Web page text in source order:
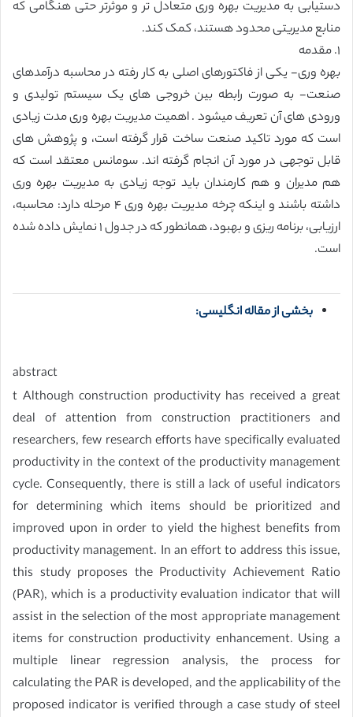
دستیابی به مدیریت بهره وری متعادل تر و موثرتر حتی هنگامی که
منابع مدیریتی محدود هستند، کمک کند.
١. مقدمه
بهره وری- یکی از فاکتورهای اصلی به کار رفته در محاسبه درآمدهای
صنعت- به صورت رابطه بین خروجی های یک سیستم تولیدی و
ورودی های آن تعریف میشود . اهمیت مدیریت بهره وری مدت زیادی
است که مورد تاکید صنعت ساخت قرار گرفته است، و پژوهش های
قابل توجهی در مورد آن انجام گرفته اند. سومانس معتقد است که
هم مدیران و هم کارمندان باید توجه زیادی به مدیریت بهره وری
داشته باشند و اینکه چرخه مدیریت بهره وری ۴ مرحله دارد: محاسبه،
ارزیابی، برنامه ریزی و بهبود، همانطور که در جدول ١ نمایش داده شده
است.
بخشی از مقاله انگلیسی:
abstract
t Although construction productivity has received a great
deal of attention from construction practitioners and
researchers, few research efforts have specifically evaluated
productivity in the context of the productivity management
cycle. Consequently, there is still a lack of useful indicators
for determining which items should be prioritized and
improved upon in order to yield the highest benefits from
productivity management. In an effort to address this issue,
this study proposes the Productivity Achievement Ratio
(PAR), which is a productivity evaluation indicator that will
assist in the selection of the most appropriate management
items for construction productivity enhancement. Using a
multiple linear regression analysis, the process for
calculating the PAR is developed, and the applicability of the
proposed indicator is verified through a case study of steel